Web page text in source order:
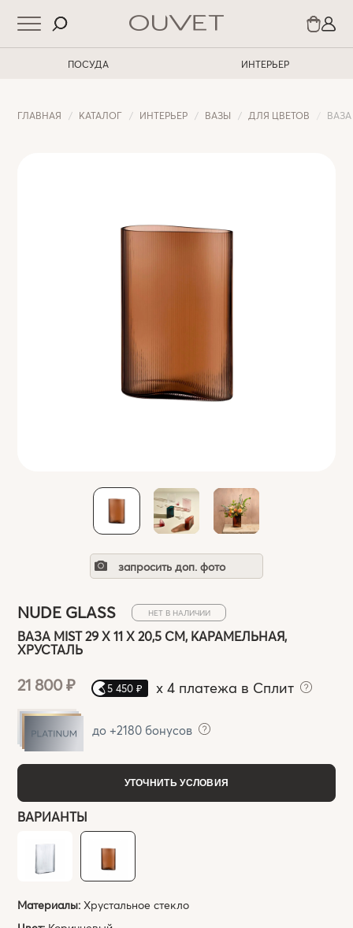
ПОСУДА ИНТЕРЬЕР
ГЛАВНАЯ КАТАЛОГ ИНТЕРЬЕР ВАЗЫ ДЛЯ ЦВЕТОВ
запросить доп. фото
NUDE GLASS НЕТ В НАЛИЧИИ
ВАЗА MIST 29 Х 11 Х 20,5 СМ, КАРАМЕЛЬНАЯ,
ХРУСТАЛЬ
21 800 ₽ 5 450 ₽ x 4 платежа в Сплит
до +2180 бонусов
УТОЧНИТЬ УСЛОВИЯ
ВАРИАНТЫ
Материалы:Хрустальное стекло